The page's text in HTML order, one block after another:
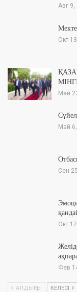
Авг 9,
Окт
Май
Май
Сен
Окт
Фев
АЛДЫҢҒЫ КЕЛЕСІ